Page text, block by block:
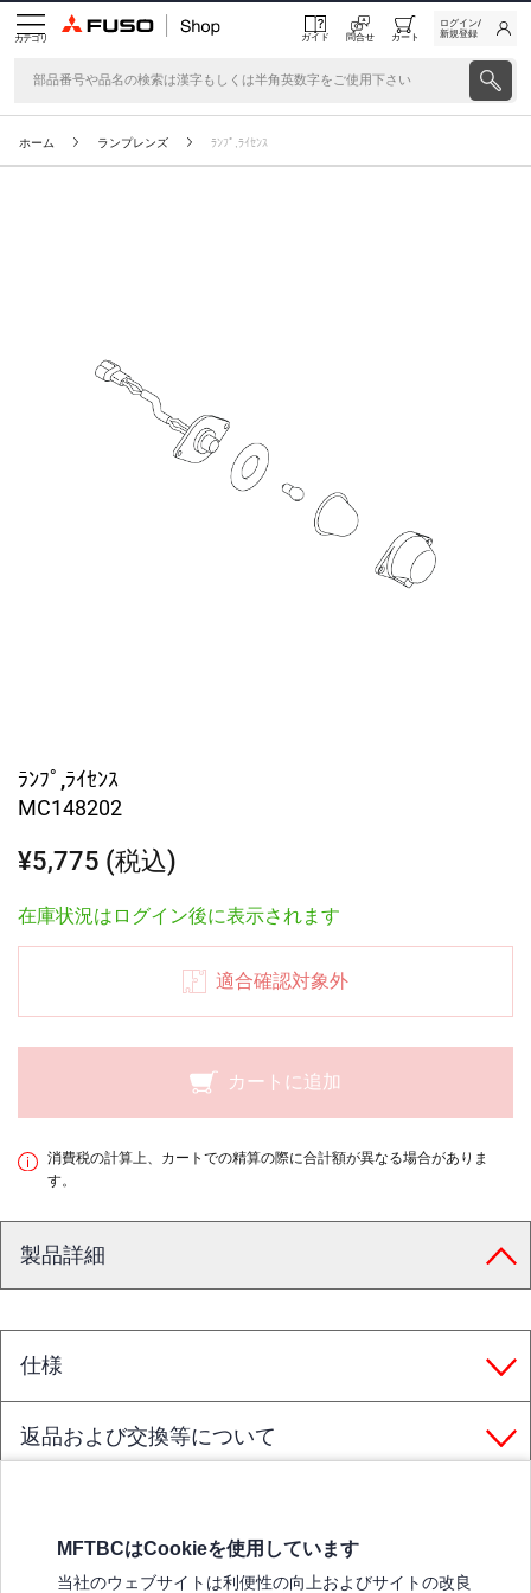
カテゴリ ガイド 問合せ カート
ログイン/
新規登録
ホーム ランプレンズ ﾗﾝﾌﾟ,ﾗｲｾﾝｽ
ﾗﾝﾌﾟ,ﾗｲｾﾝｽ
MC148202
¥5,775 (税込)
在庫状況はログイン後に表示されます
適合確認対象外
カートに追加
消費税の計算上、カートでの精算の際に合計額が異なる場合がありま
す。
製品詳細
仕様
返品および交換等について
MFTBCはCookieを使用しています
当社のウェブサイトは利便性の向上およびサイトの改良